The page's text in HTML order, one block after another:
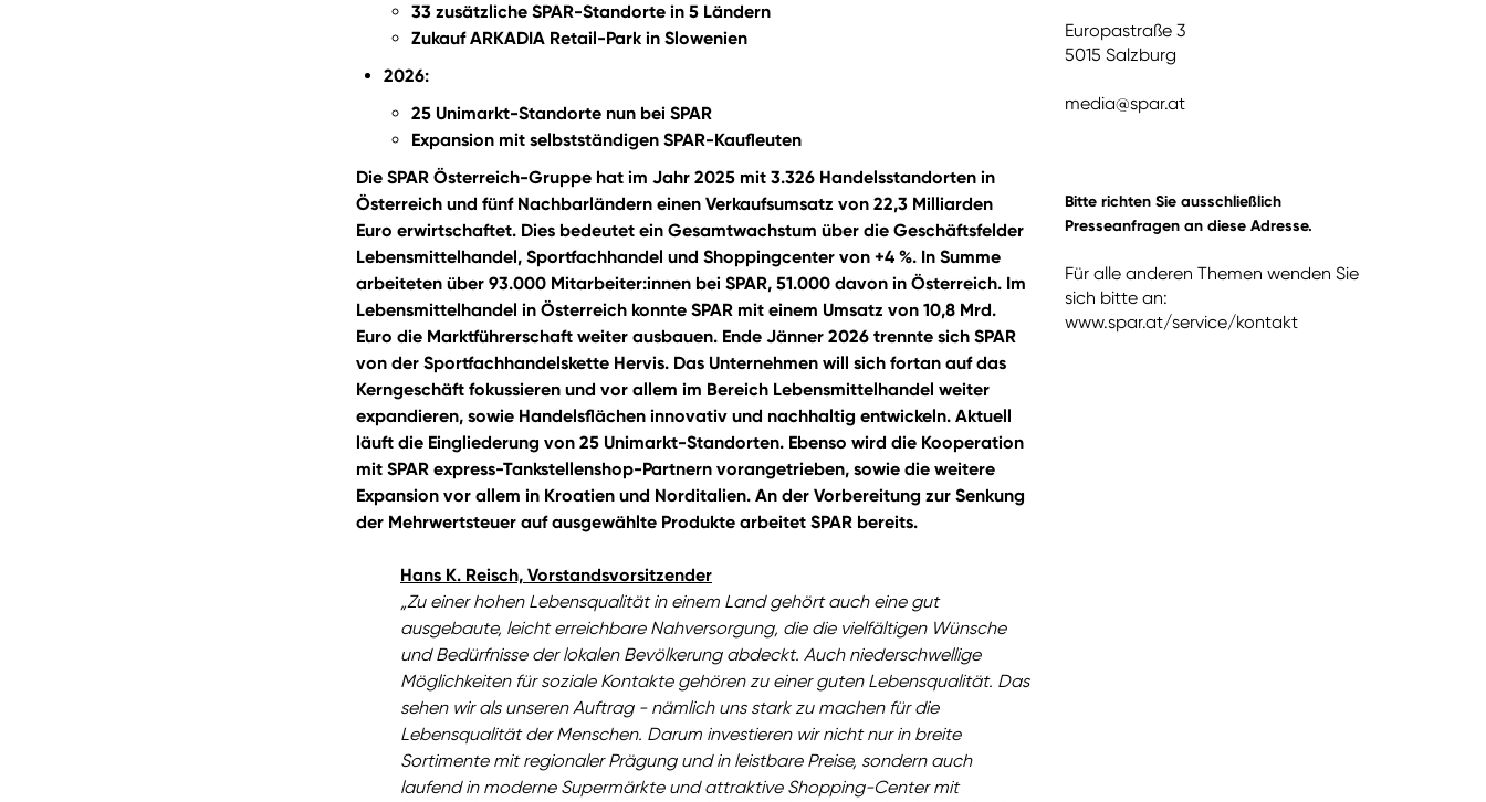
33 zusätzliche SPAR-Standorte in 5 Ländern
Zukauf ARKADIA Retail-Park in Slowenien
2026:
25 Unimarkt-Standorte nun bei SPAR
Expansion mit selbstständigen SPAR-Kaufleuten
Die SPAR Österreich-Gruppe hat im Jahr 2025 mit 3.326 Handelsstandorten in
Österreich und fünf Nachbarländern einen Verkaufsumsatz von 22,3 Milliarden
Euro erwirtschaftet. Dies bedeutet ein Gesamtwachstum über die Geschäftsfelder
Lebensmittelhandel, Sportfachhandel und Shoppingcenter von +4 %. In Summe
arbeiteten über 93.000 Mitarbeiter:innen bei SPAR, 51.000 davon in Österreich. Im
Lebensmittelhandel in Österreich konnte SPAR mit einem Umsatz von 10,8 Mrd.
Euro die Marktführerschaft weiter ausbauen. Ende Jänner 2026 trennte sich SPAR
von der Sportfachhandelskette Hervis. Das Unternehmen will sich fortan auf das
Kerngeschäft fokussieren und vor allem im Bereich Lebensmittelhandel weiter
expandieren, sowie Handelsflächen innovativ und nachhaltig entwickeln. Aktuell
läuft die Eingliederung von 25 Unimarkt-Standorten. Ebenso wird die Kooperation
mit SPAR express-Tankstellenshop-Partnern vorangetrieben, sowie die weitere
Expansion vor allem in Kroatien und Norditalien. An der Vorbereitung zur Senkung
der Mehrwertsteuer auf ausgewählte Produkte arbeitet SPAR bereits.
Hans K. Reisch, Vorstandsvorsitzender
„Zu einer hohen Lebensqualität in einem Land gehört auch eine gut
ausgebaute, leicht erreichbare Nahversorgung, die die vielfältigen Wünsche
und Bedürfnisse der lokalen Bevölkerung abdeckt. Auch niederschwellige
Möglichkeiten für soziale Kontakte gehören zu einer guten Lebensqualität. Das
sehen wir als unseren Auftrag - nämlich uns stark zu machen für die
Lebensqualität der Menschen. Darum investieren wir nicht nur in breite
Sortimente mit regionaler Prägung und in leistbare Preise, sondern auch
laufend in moderne Supermärkte und attraktive Shopping-Center mit
Europastraße 3
5015 Salzburg
media@spar.at
Bitte richten Sie ausschließlich
Presseanfragen an diese Adresse.
Für alle anderen Themen wenden Sie
sich bitte an:
www.spar.at/service/kontakt